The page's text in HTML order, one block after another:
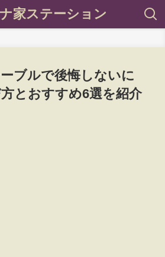
家ステーション
ブルで後悔しないに
とおすすめ6選を紹介